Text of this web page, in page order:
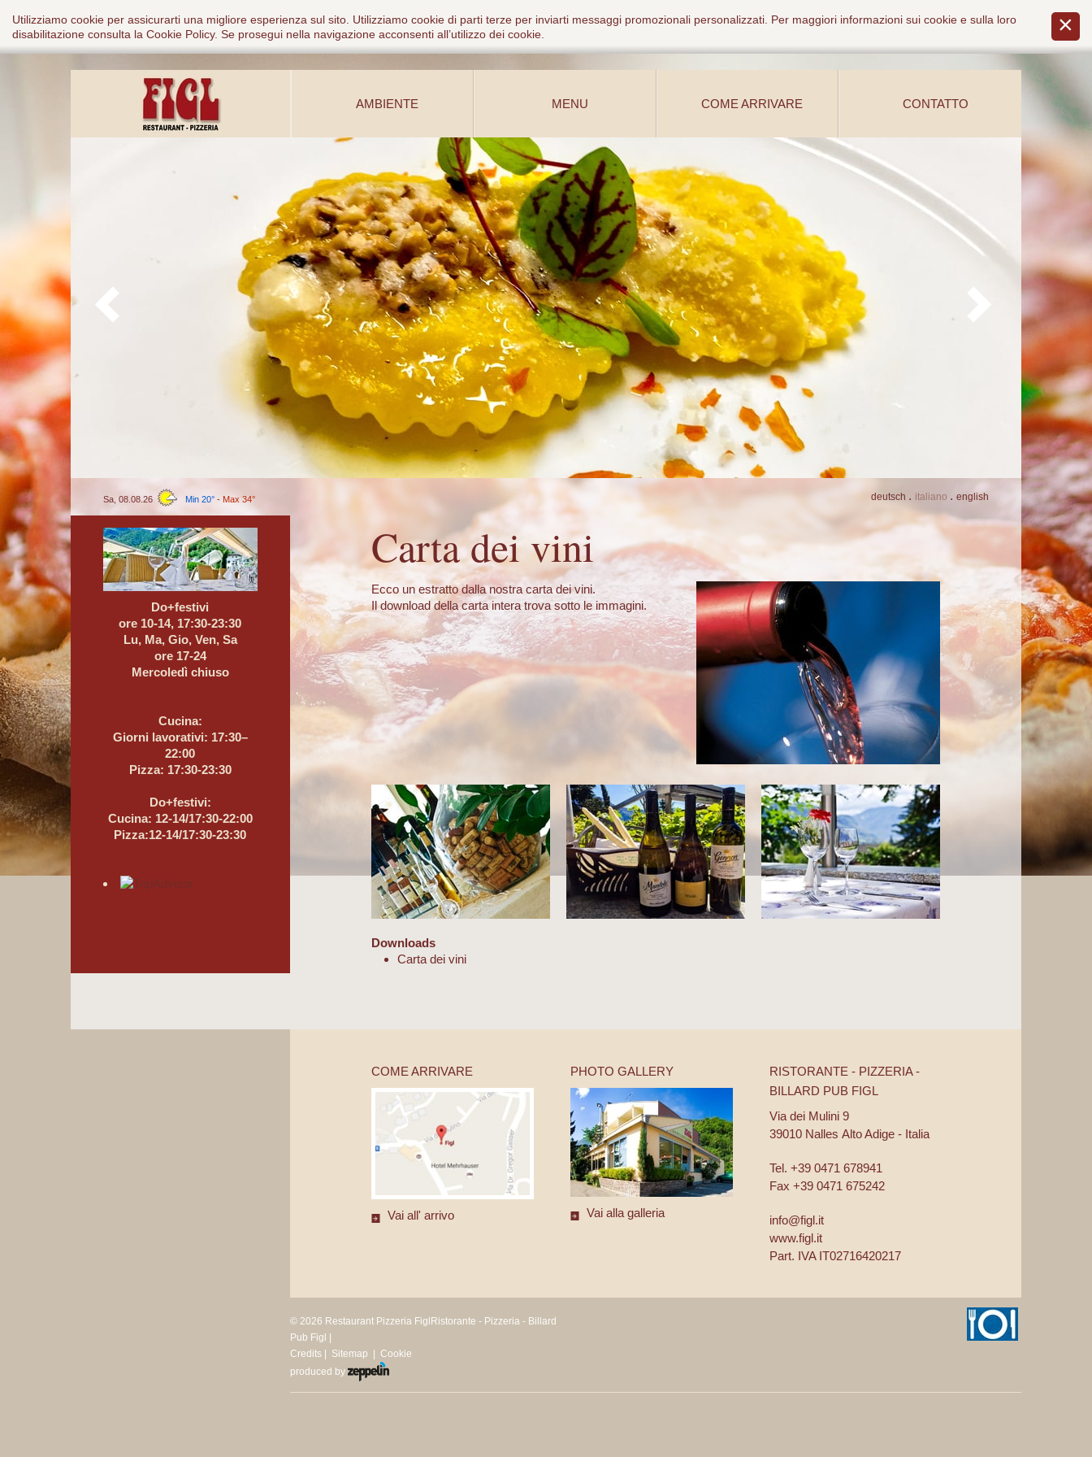
Utilizziamo cookie per assicurarti una migliore esperienza sul sito. Utilizziamo cookie di parti terze per inviarti messaggi promozionali personalizzati. Per maggiori informazioni sui cookie e sulla loro
disabilitazione consulta la Cookie Policy. Se prosegui nella navigazione acconsenti all’utilizzo dei cookie.
AMBIENTE MENU COME ARRIVARE CONTATTO
deutsch . italiano . english
Sa, 08.08.26 Min 20°- Max 34°
Carta dei vini
Ecco un estratto dalla nostra carta dei vini.
Il download della carta intera trova sotto le immagini.
Downloads
Carta dei vini
Do+festivi
ore 10-14, 17:30-23:30
Lu, Ma, Gio, Ven, Sa
ore 17-24
Mercoledì chiuso
Cucina:
Giorni lavorativi: 17:30–
22:00
Pizza: 17:30-23:30
Do+festivi:
Cucina: 12-14/17:30-22:00
Pizza:12-14/17:30-23:30
COME ARRIVARE
Vai all' arrivo
PHOTO GALLERY
Vai alla galleria
RISTORANTE - PIZZERIA -
BILLARD PUB FIGL
Via dei Mulini 9
39010 Nalles Alto Adige - Italia
Tel. +39 0471 678941
Fax +39 0471 675242
info@figl.it
www.figl.it
Part. IVA IT02716420217
© 2026 Restaurant Pizzeria FiglRistorante - Pizzeria - Billard
Pub Figl |
Credits
Sitemap
Cookie
produced by